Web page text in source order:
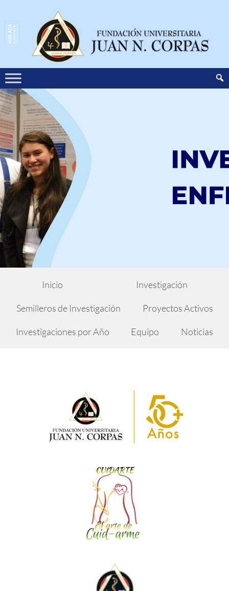
Inicio Investigación
Semilleros de Investigación Proyectos Activos
Investigaciones por Año Equipo Noticias